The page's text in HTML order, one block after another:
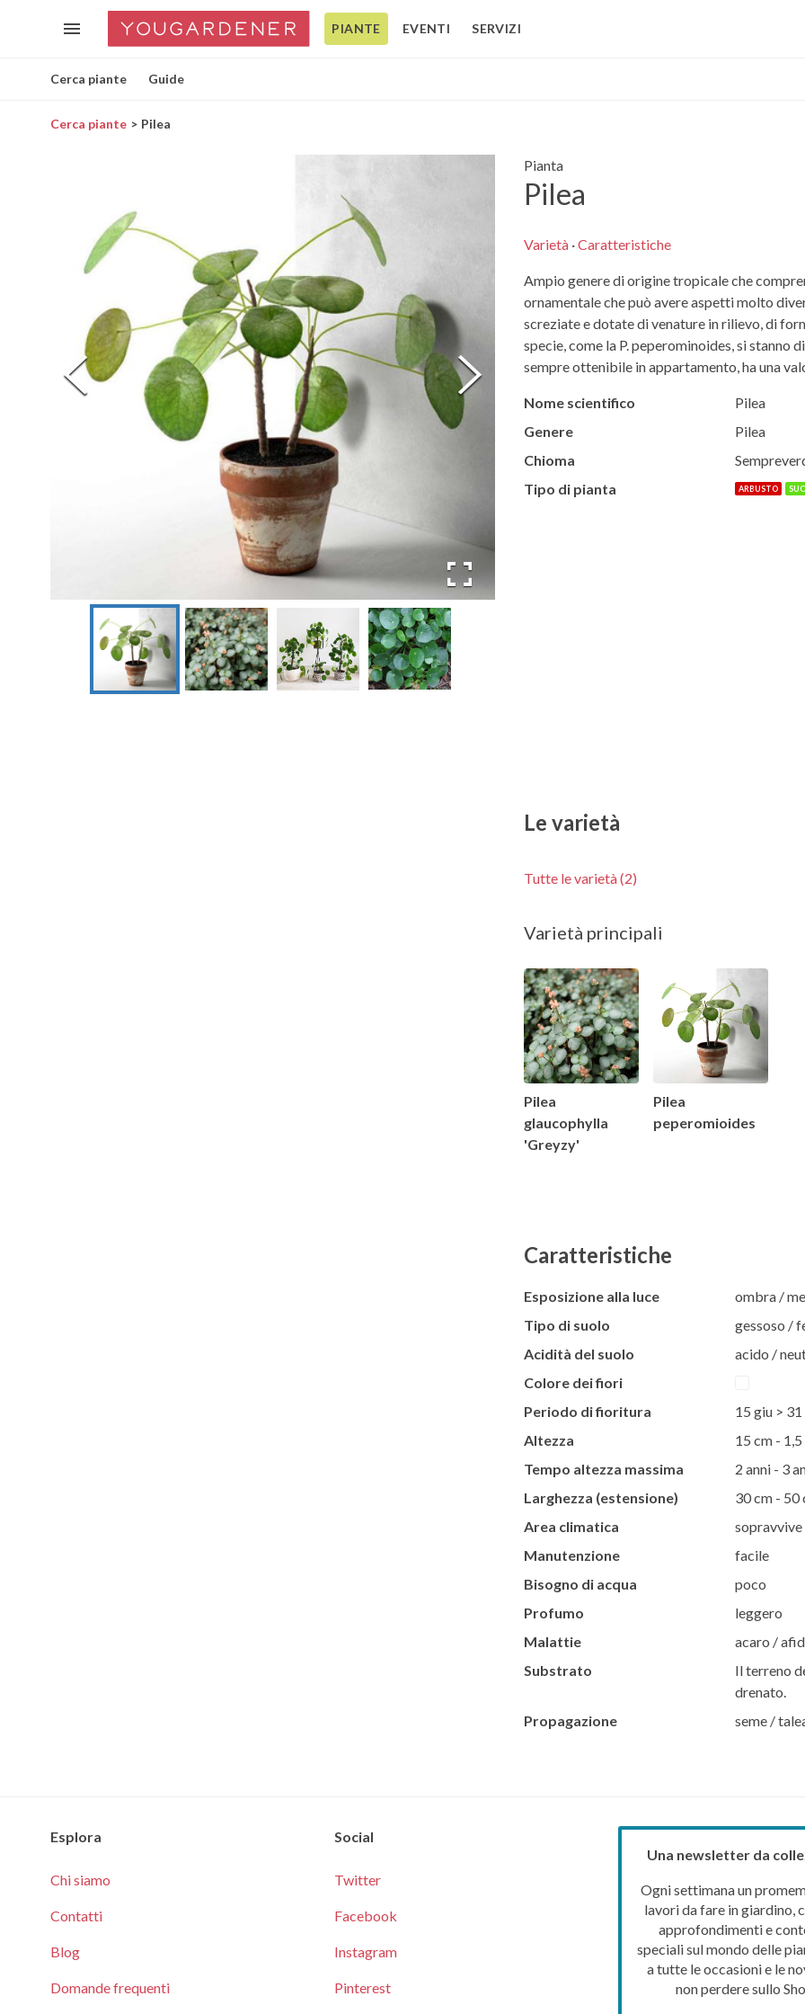
PIANTE EVENTI SERVIZI
Cerca piante Guide
Cerca piante Pilea
Pianta
Pilea
Varietà·Caratteristiche
Ampio genere di origine tropicale che
ornamentale che può avere aspetti molto
screziate e dotate di venature in rilievo, di
specie, come la P. peperominoides, si
sempre ottenibile in appartamento, ha una
Nome scientifico
Pilea
Genere
Pilea
Chioma
Tipo di pianta
ARBUSTO
Le varietà
Tutte le varietà (2)
Varietà principali
Pilea
glaucophylla
'Greyzy'
Pilea
peperomioides
Caratteristiche
Esposizione alla luce
ombra /
Tipo di suolo
gessoso /
Acidità del suolo
acido /
Colore dei fiori
Periodo di fioritura
15 giu > 31
Altezza
15 cm - 1,5
Tempo altezza massima
2 anni - 3
Larghezza (estensione)
30 cm - 50
Area climatica
sopravvive
Manutenzione
facile
Bisogno di acqua
poco
Profumo
leggero
Malattie
acaro /
Substrato
Il terreno
drenato.
Propagazione
seme /
Esplora
Chi siamo
Contatti
Blog
Domande frequenti
Social
Twitter
Facebook
Instagram
Pinterest
Una newsletter da
Ogni settimana un
lavori da fare in giardino,
approfondimenti e
speciali sul mondo delle
a tutte le occasioni e le
non perdere sullo